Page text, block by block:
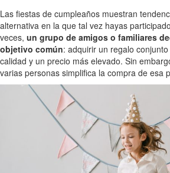
Las fiestas de cumpleaños muestran
alternativa en la que tal vez hayas
veces, un grupo de amigos o familiares
objetivo común: adquirir un regalo
calidad y un precio más elevado. Sin
varias personas simplifica la compra de esa